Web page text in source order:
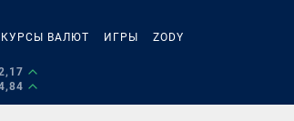
КУРСЫ ВАЛЮТ ИГРЫ ZODY